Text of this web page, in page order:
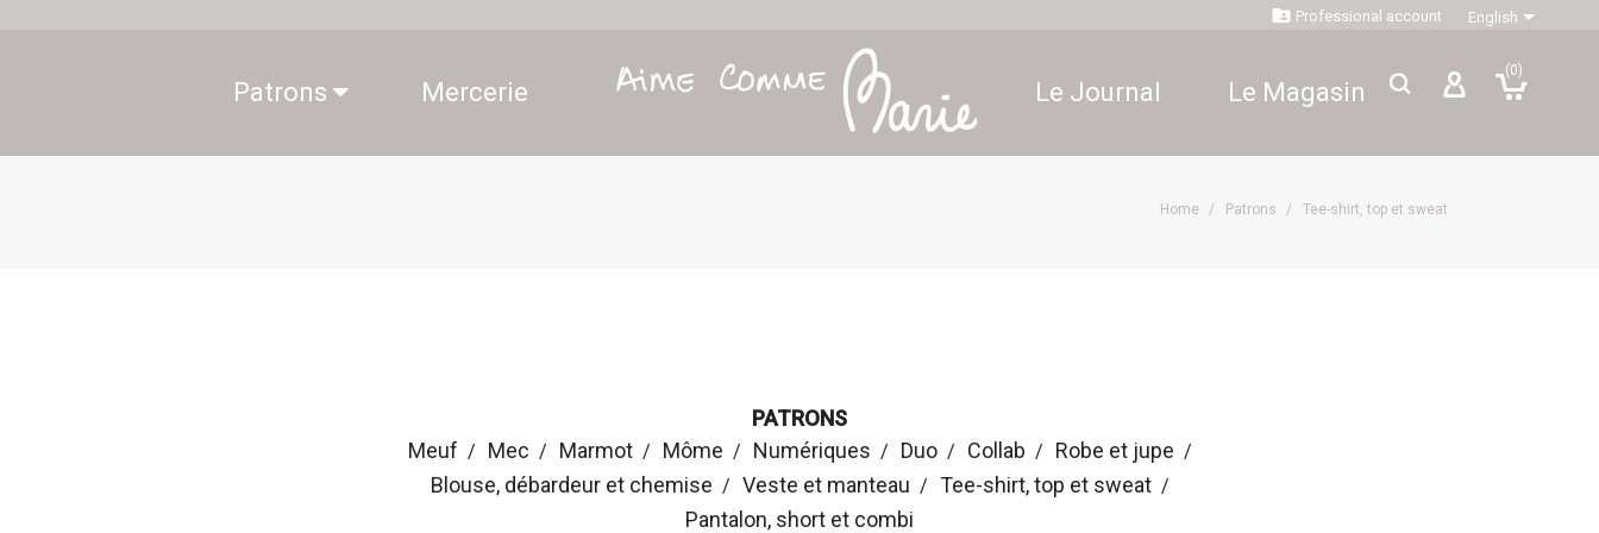
Patrons Mercerie Le Journal Le Magasin
 Professional account English
(0)
Home Patrons Tee-shirt, top et sweat
PATRONS
Meuf
Mec Marmot Môme Numériques Duo Collab
Robe et jupe
Blouse, débardeur et chemise
Veste et manteau
Tee-shirt, top et sweat
Pantalon, short et combi